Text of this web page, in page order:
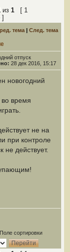
из 1 [ 1
]
тема | След. тема
отпуск
28 дек 2016, 15:17
новогодний
время
не на
при контроле
не действует.
Поле сортировки